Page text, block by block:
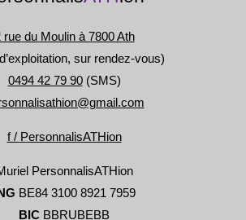
rue du Moulin à 7800 Ath
sur rendez-vous)
0494 42 79 90(SMS)
f / PersonnalisATHion
PersonnalisATHion
BE84 3100 8921 7959
BIC BBRUBEBB